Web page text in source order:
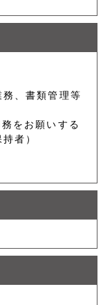
、書類管理等
をお願いする
者）